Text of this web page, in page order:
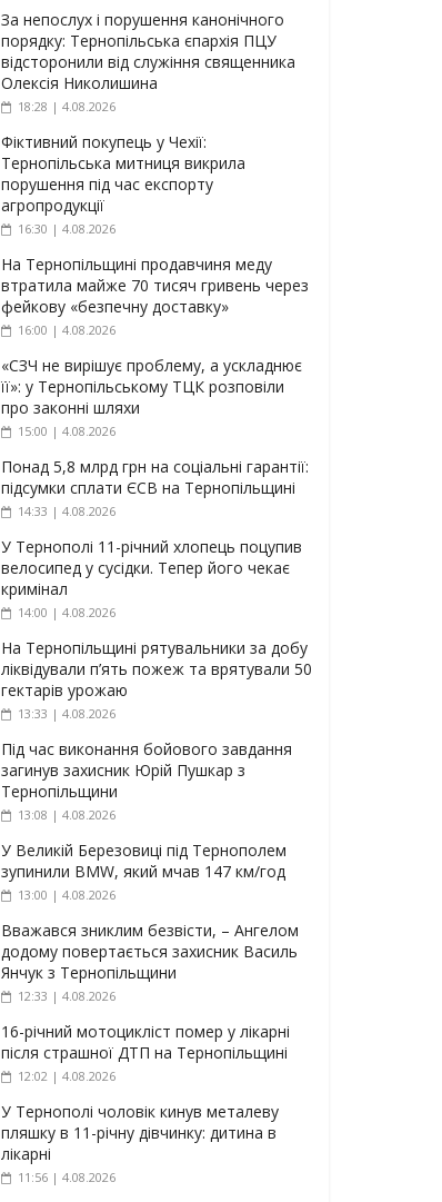
За непослух і порушення канонічного
порядку: Тернопільська єпархія ПЦУ
відсторонили від служіння священника
Олексія Николишина
18:28 | 4.08.2026
Фіктивний покупець у Чехії:
Тернопільська митниця викрила
порушення під час експорту
агропродукції
16:30 | 4.08.2026
На Тернопільщині продавчиня меду
втратила майже 70 тисяч гривень через
фейкову «безпечну доставку»
16:00 | 4.08.2026
«СЗЧ не вирішує проблему, а ускладнює
її»: у Тернопільському ТЦК розповіли
про законні шляхи
15:00 | 4.08.2026
Понад 5,8 млрд грн на соціальні гарантії:
підсумки сплати ЄСВ на Тернопільщині
14:33 | 4.08.2026
У Тернополі 11-річний хлопець поцупив
велосипед у сусідки. Тепер його чекає
кримінал
14:00 | 4.08.2026
На Тернопільщині рятувальники за добу
ліквідували п’ять пожеж та врятували 50
гектарів урожаю
13:33 | 4.08.2026
Під час виконання бойового завдання
загинув захисник Юрій Пушкар з
Тернопільщини
13:08 | 4.08.2026
У Великій Березовиці під Тернополем
зупинили BMW, який мчав 147 км/год
13:00 | 4.08.2026
Вважався зниклим безвісти, – Ангелом
додому повертається захисник Василь
Янчук з Тернопільщини
12:33 | 4.08.2026
16-річний мотоцикліст помер у лікарні
після страшної ДТП на Тернопільщині
12:02 | 4.08.2026
У Тернополі чоловік кинув металеву
пляшку в 11-річну дівчинку: дитина в
лікарні
11:56 | 4.08.2026